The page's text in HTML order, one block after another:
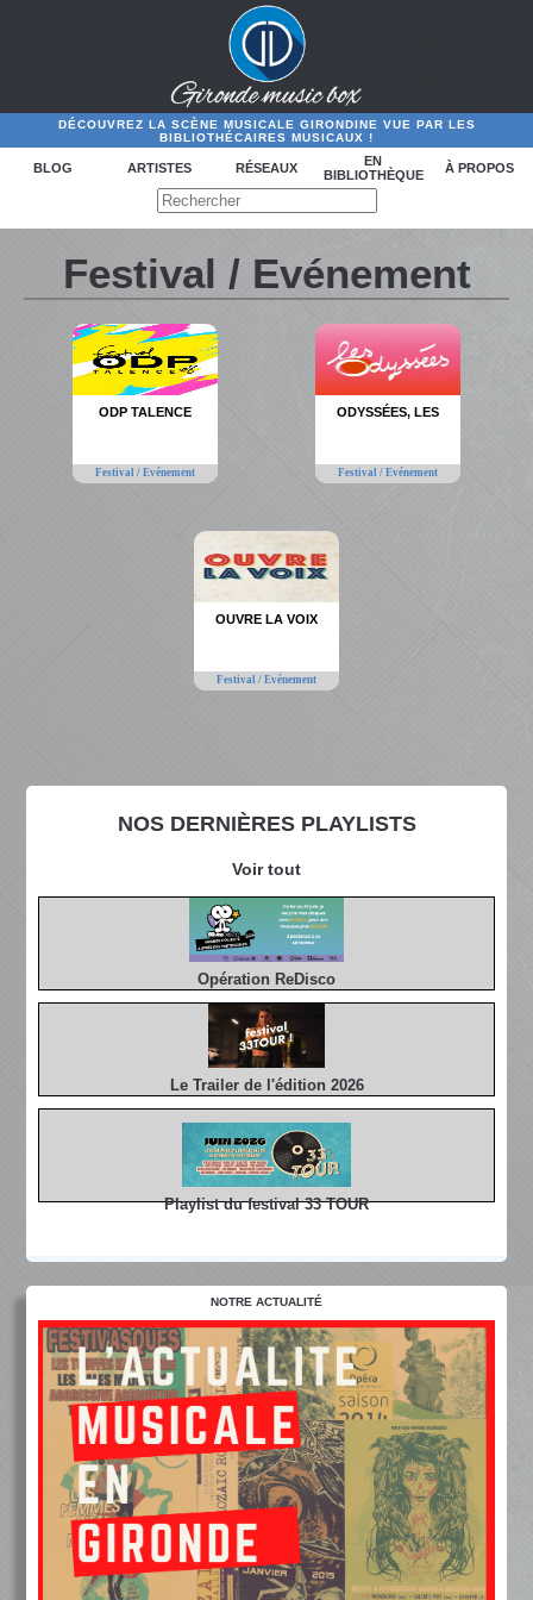
DÉCOUVREZ LA SCÈNE MUSICALE GIRONDINE VUE PAR LES
BIBLIOTHÉCAIRES MUSICAUX !
BLOG ARTISTES RÉSEAUX
EN
BIBLIOTHÈQUE
À PROPOS
NOS DERNIÈRES PLAYLISTS
Voir tout
Opération ReDisco
Le Trailer de l'édition 2026
Playlist du festival 33 TOUR
Festival / Evénement
ODP TALENCE
Festival / Evénement
ODYSSÉES, LES
Festival / Evénement
OUVRE LA VOIX
Festival / Evénement
NOTRE ACTUALITÉ